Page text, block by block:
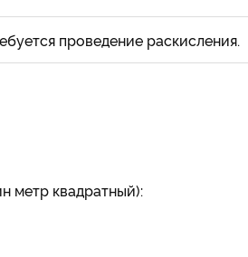
проведение раскисления.
метр квадратный):